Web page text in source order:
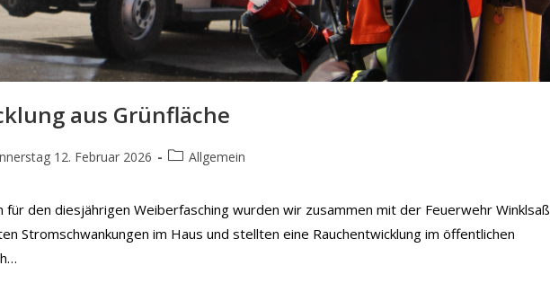
aus Grünfläche
12. Februar 2026
Beitrags-
Allgemein
den diesjährigen Weiberfasching wurden wir zusammen mit der Feuerwehr Winklsaß
Stromschwankungen im Haus und stellten eine Rauchentwicklung im öffentlichen